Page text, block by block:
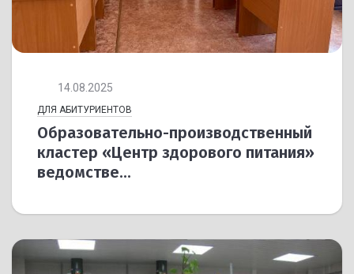
14.08.2025
ДЛЯ АБИТУРИЕНТОВ
Образовательно-производственный
кластер «Центр здорового питания»
ведомстве...